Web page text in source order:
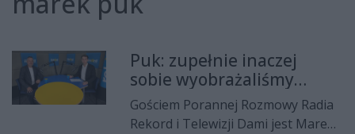
Puk: zupełnie inaczej
sobie wyobrażaliśmy
politykę koalicyjną. Nie
było żadnego spotkania
Gościem Porannej Rozmowy Radia
Rekord i Telewizji Dami jest Marek